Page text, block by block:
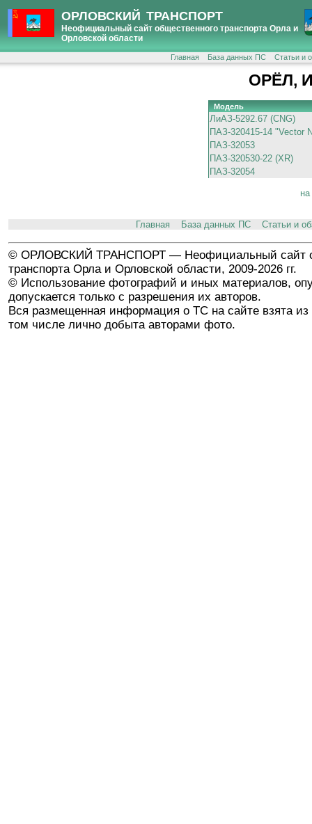
ОРЛОВСКИЙ ТРАНСПОРТ
Неофициальный сайт общественного транспорта Орла и
Орловской области
Главная База данных ПС Статьи и
ОРЁЛ,
Модель
ЛиАЗ-5292.67 (CNG)
ПАЗ-320415-14 "Vector
ПАЗ-32053
ПАЗ-320530-22 (XR)
ПАЗ-32054
Главная База данных ПС Статьи и
© ОРЛОВСКИЙ ТРАНСПОРТ — Неофициальный сайт
транспорта Орла и Орловской области, 2009-2026 гг.
© Использование фотографий и иных материалов,
допускается только с разрешения их авторов.
Вся размещенная информация о ТС на сайте взята из
том числе лично добыта авторами фото.